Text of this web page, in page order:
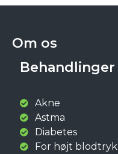
Om os
Behandlinger
Akne
Astma
Diabetes
For højt blodtryk